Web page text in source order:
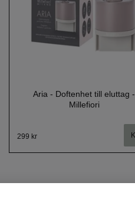
Aria - Doftenhet till eluttag -
Millefiori
299 kr